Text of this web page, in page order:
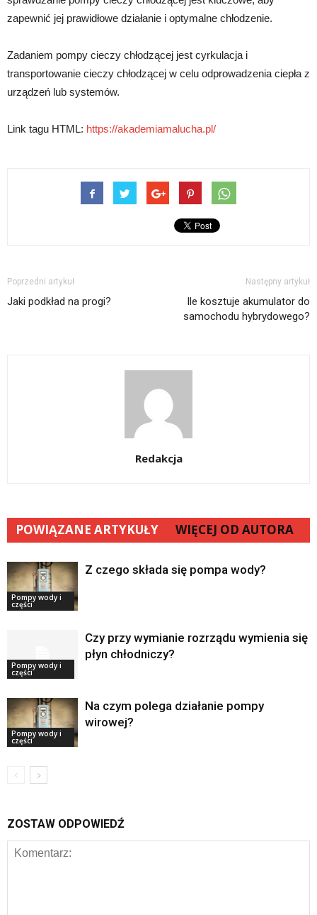
zapewnić jej prawidłowe działanie i optymalne chłodzenie.
Zadaniem pompy cieczy chłodzącej jest cyrkulacja i
transportowanie cieczy chłodzącej w celu odprowadzenia ciepła z
urządzeń lub systemów.
Link tagu HTML: https://akademiamalucha.pl/
Poprzedni artykuł
Jaki podkład na progi?
Następny artykuł
Ile kosztuje akumulator do
samochodu hybrydowego?
Redakcja
POWIĄZANE ARTYKUŁY WIĘCEJ OD AUTORA
Pompy wody i
części
Z czego składa się pompa wody?
Pompy wody i
części
Czy przy wymianie rozrządu wymienia się
płyn chłodniczy?
Pompy wody i
części
Na czym polega działanie pompy
wirowej?
ZOSTAW ODPOWIEDŹ